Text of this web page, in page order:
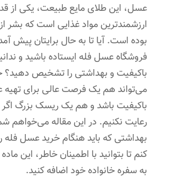
عسل، این طلای مایع طبیعت، یکی از
ارزشمندترین مواد غذایی است که بشر از
بوده است. آیا تا به حال برایتان پیش
فروشگاه عسل فله ایستاده باشید و
باکیفیت و بهداشتی را تشخیص
می‌تواند هم یک فرصت عالی برای
باکیفیت باشد و هم یک ریسک بزرگ اگر
رعایت نکنیم. در این مقاله می‌خواهم
بهداشتی که باید هنگام خرید عسل فله
کنم تا بتوانید با اطمینان خاطر، این
به سفره خانواده خود اضافه کنید.